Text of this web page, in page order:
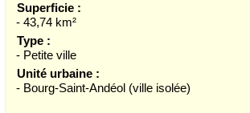
Superficie :
- 43,74 km²
Type :
- Petite ville
Unité urbaine :
- Bourg-Saint-Andéol (ville isolée)